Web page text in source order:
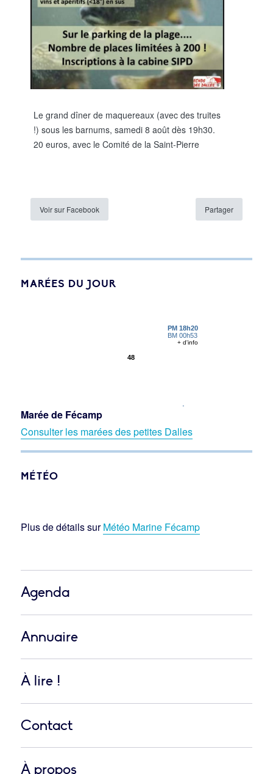
Le grand dîner de maquereaux (avec des truites
!) sous les barnums, samedi 8 août dès 19h30.
20 euros, avec le Comité de la Saint-Pierre
Voir sur Facebook Partager
MARÉES DU JOUR
Marée de Fécamp
Consulter les marées des petites Dalles
MÉTÉO
Plus de détails surMétéo Marine Fécamp
Agenda
Annuaire
À lire !
Contact
À propos